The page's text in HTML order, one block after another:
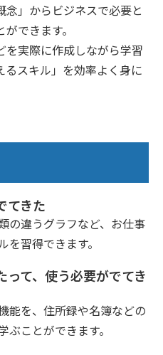
念」からビジネスで必要と
できます。
を実際に作成しながら学習
スキル」を効率よく身に
てきた
の違うグラフなど、お仕事
習得できます。
て、使う必要がでてき
能を、住所録や名簿などの
ことができます。